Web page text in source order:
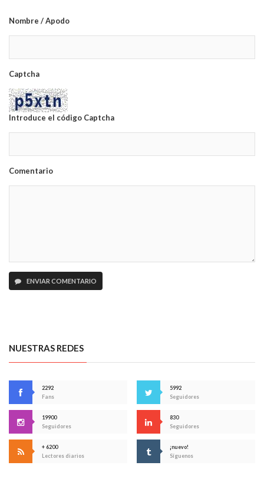
Nombre / Apodo
Captcha
Introduce el código Captcha
Comentario
ENVIAR COMENTARIO
NUESTRAS REDES
2292
Fans
5992
Seguidores
19900
Seguidores
830
Seguidores
+ 6200
Lectores diarios
¡nuevo!
Síguenos